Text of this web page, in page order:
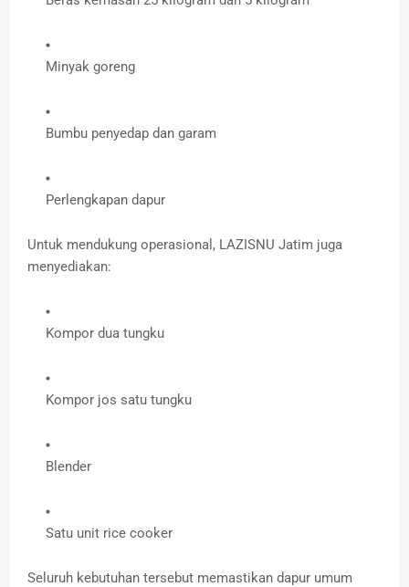
Minyak goreng
Bumbu penyedap dan garam
Perlengkapan dapur
Untuk mendukung operasional, LAZISNU Jatim juga
menyediakan:
Kompor dua tungku
Kompor jos satu tungku
Blender
Satu unit rice cooker
Seluruh kebutuhan tersebut memastikan dapur umum